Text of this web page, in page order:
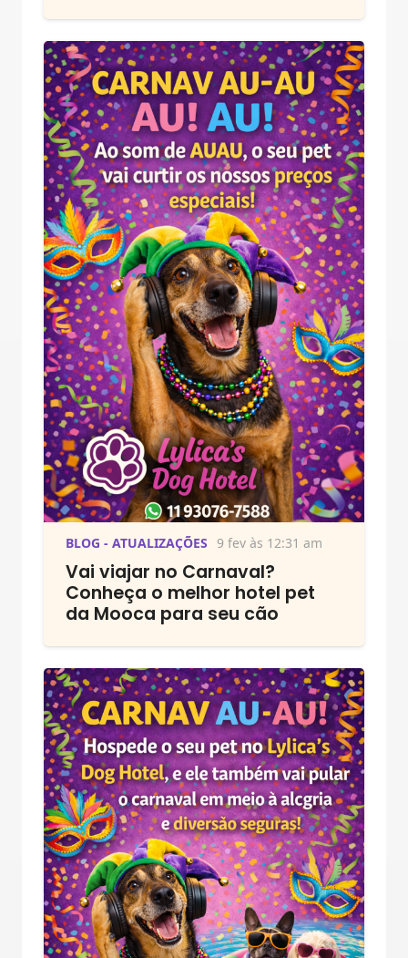
BLOG - ATUALIZAÇÕES 9 fev às 12:31 am
Vai viajar no Carnaval?
Conheça o melhor hotel pet
da Mooca para seu cão